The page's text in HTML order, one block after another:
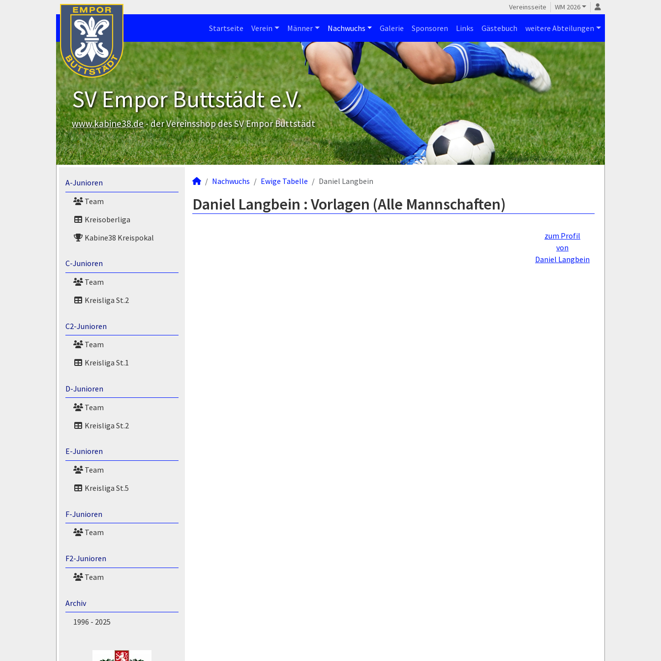
Vereinsseite WM 2026
Startseite Verein Männer Nachwuchs Galerie Sponsoren Links Gästebuch weitere Abteilungen
SV Empor Buttstädt e.V.
www.kabine38.de- der Vereinsshop des SV Empor Buttstädt
A-Junioren
Team
Kreisoberliga
Kabine38 Kreispokal
C-Junioren
Team
Kreisliga St.2
C2-Junioren
Team
Kreisliga St.1
D-Junioren
Team
Kreisliga St.2
E-Junioren
Team
Kreisliga St.5
F-Junioren
Team
F2-Junioren
Team
Archiv
1996 - 2025
Nachwuchs Ewige Tabelle Daniel Langbein
Daniel Langbein : Vorlagen (Alle Mannschaften)
zum Profil
von
Daniel Langbein